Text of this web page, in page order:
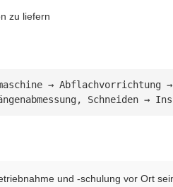
zu liefern
→ Abflachvorrichtung
Schneiden →
und -schulung vor Ort